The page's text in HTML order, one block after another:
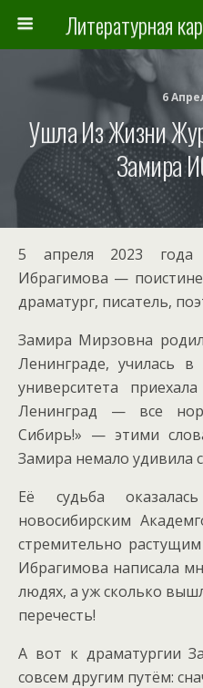
6
Ушла Из Жизни
Замира
5 апреля 2023 года
Ибрагимова —
драматург, писатель,
Замира Мирзовна
Ленинграде, училась
университета
Ленинград — все
Сибирь!» — этими
Замира немало удивила
Её судьба
новосибирским
стремительно
Ибрагимова написала
людях, а уж сколько
перечесть!
А вот к драматургии
совсем другим путём: